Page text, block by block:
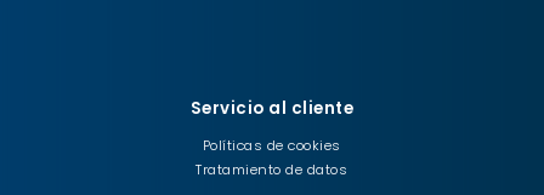
Servicio al cliente
Políticas de cookies
Tratamiento de datos